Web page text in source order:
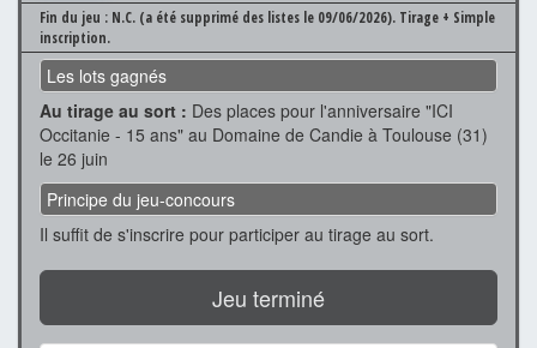
Fin du jeu : N.C. (a été supprimé des listes le 09/06/2026). Tirage + Simple
inscription.
Les lots gagnés
Au tirage au sort : Des places pour l'anniversaire "ICI
Occitanie - 15 ans" au Domaine de Candie à Toulouse (31)
le 26 juin
Principe du jeu-concours
Il suffit de s'inscrire pour participer au tirage au sort.
Jeu terminé